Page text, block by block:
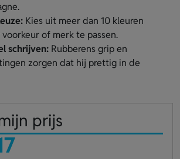
Kies uit meer dan 10 kleuren
of merk te passen.
schrijven: Rubberens grip en
zorgen dat hij prettig in de
prijs